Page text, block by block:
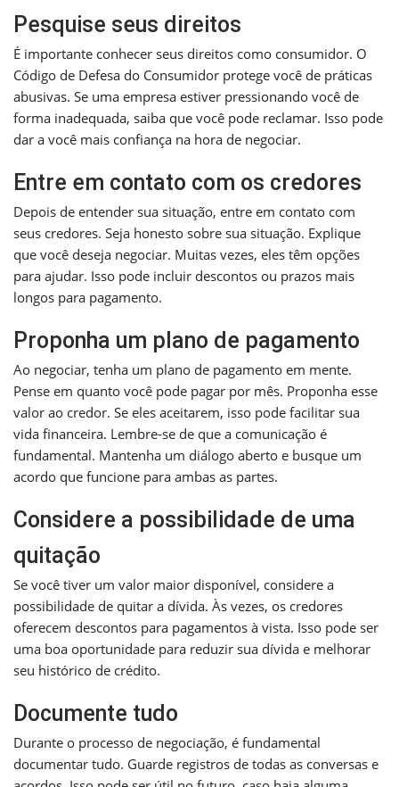
Pesquise seus direitos
É importante conhecer seus direitos como consumidor. O
Código de Defesa do Consumidor protege você de práticas
abusivas. Se uma empresa estiver pressionando você de
forma inadequada, saiba que você pode reclamar. Isso pode
dar a você mais confiança na hora de negociar.
Entre em contato com os credores
Depois de entender sua situação, entre em contato com
seus credores. Seja honesto sobre sua situação. Explique
que você deseja negociar. Muitas vezes, eles têm opções
para ajudar. Isso pode incluir descontos ou prazos mais
longos para pagamento.
Proponha um plano de pagamento
Ao negociar, tenha um plano de pagamento em mente.
Pense em quanto você pode pagar por mês. Proponha esse
valor ao credor. Se eles aceitarem, isso pode facilitar sua
vida financeira. Lembre-se de que a comunicação é
fundamental. Mantenha um diálogo aberto e busque um
acordo que funcione para ambas as partes.
Considere a possibilidade de uma
quitação
Se você tiver um valor maior disponível, considere a
possibilidade de quitar a dívida. Às vezes, os credores
oferecem descontos para pagamentos à vista. Isso pode ser
uma boa oportunidade para reduzir sua dívida e melhorar
seu histórico de crédito.
Documente tudo
Durante o processo de negociação, é fundamental
documentar tudo. Guarde registros de todas as conversas e